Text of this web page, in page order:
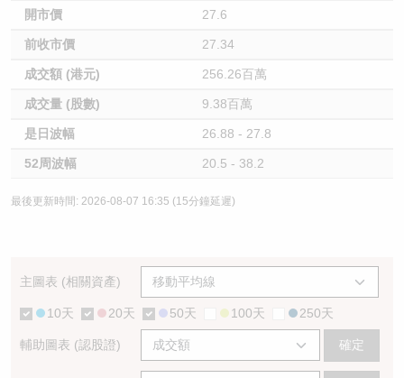
開市價 27.6
前收市價 27.34
成交額 (港元) 256.26百萬
成交量 (股數) 9.38百萬
是日波幅 26.88 - 27.8
52周波幅 20.5 - 38.2
最後更新時間: 2026-08-07 16:35 (15分鐘延遲)
主圖表 (相關資產)
10天 20天 50天 100天 250天
輔助圖表 (認股證) 確定